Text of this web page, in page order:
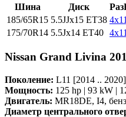
Шина
Диск
185/65R15 5.5JJx15 ET38
175/70R14 5.5Jx14 ET40
Nissan Grand Livina
Поколение: L11 [2014 .. 2020]
Мощность: 125 hp | 93 kW |
Двигатель: MR18DE, I4,
Диаметр центрального